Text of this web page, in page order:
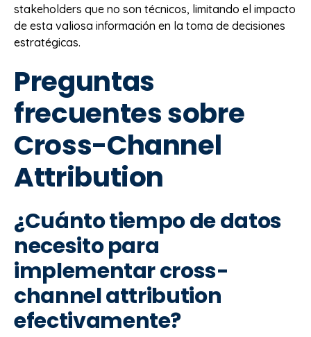
stakeholders que no son técnicos, limitando el impacto
de esta valiosa información en la toma de decisiones
estratégicas.
Preguntas
frecuentes sobre
Cross-Channel
Attribution
¿Cuánto tiempo de datos
necesito para
implementar cross-
channel attribution
efectivamente?